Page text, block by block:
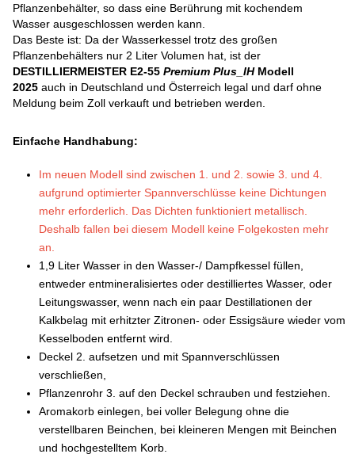
Pflanzenbehälter, so dass eine Berührung mit kochendem
Wasser ausgeschlossen werden kann.
Das Beste ist: Da der Wasserkessel trotz des großen
Pflanzenbehälters nur 2 Liter Volumen hat, ist der
DESTILLIERMEISTER E2-55Premium Plus_IHModell
2025 auch in Deutschland und Österreich legal und darf ohne
Meldung beim Zoll verkauft und betrieben werden.
Einfache Handhabung:
Im neuen Modell sind zwischen 1. und 2. sowie 3. und 4.
aufgrund optimierter Spannverschlüsse keine Dichtungen
mehr erforderlich. Das Dichten funktioniert metallisch.
Deshalb fallen bei diesem Modell keine Folgekosten mehr
an.
1,9 Liter Wasser in den Wasser-/ Dampfkessel füllen,
entweder entmineralisiertes oder destilliertes Wasser, oder
Leitungswasser, wenn nach ein paar Destillationen der
Kalkbelag mit erhitzter Zitronen- oder Essigsäure wieder vom
Kesselboden entfernt wird.
Deckel 2. aufsetzen und mit Spannverschlüssen
verschließen,
Pflanzenrohr 3. auf den Deckel schrauben und festziehen.
Aromakorb einlegen, bei voller Belegung ohne die
verstellbaren Beinchen, bei kleineren Mengen mit Beinchen
und hochgestelltem Korb.